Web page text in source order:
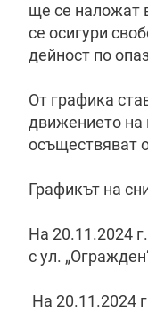
ще се наложат
се осигури
дейност по
От графика
движението на
осъществяват
Графикът на
На 20.11.2024
с ул.
На 20.11.2024